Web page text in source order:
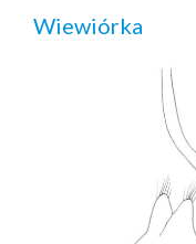
Wiewiórka